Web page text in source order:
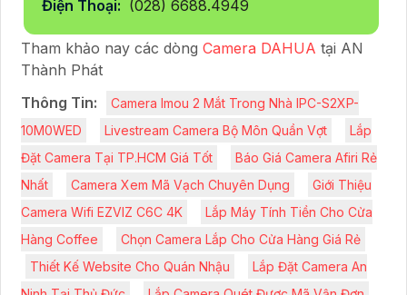
Điện Thoại: (028) 6688.4949
Tham khảo nay các dòng Camera DAHUA tại AN
Thành Phát
Thông Tin:
Camera Imou 2 Mắt Trong Nhà IPC-S2XP-
10M0WED
Livestream Camera Bộ Môn Quần Vợt
Lắp
Đặt Camera Tại TP.HCM Giá Tốt
Báo Giá Camera Afiri Rẻ
Nhất
Camera Xem Mã Vạch Chuyên Dụng
Giới Thiệu
Camera Wifi EZVIZ C6C 4K
Lắp Máy Tính Tiền Cho Cửa
Hàng Coffee
Chọn Camera Lắp Cho Cửa Hàng Giá Rẻ
Thiết Kế Website Cho Quán Nhậu
Lắp Đặt Camera An